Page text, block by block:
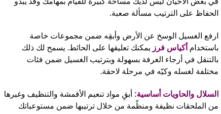
على الترتيب مسألة صعبة.
الغسيل الوسخ عن الأرض وأبقِه ضمن مجموعات خاصة
أكياس فرز يمكنك تعليقها على الحائط. يسمح لك ذلك
في أرجاء الغرفة بسهولة وبترتيب الغسيل ضمن فئات
لغسله وكيّه في مرحلة لاحقة.
والحاويات أساسية:أبقِ مواد تنعيم الأقمشة والتنظيف وغيرها
الملحقات نظيفة ومنظّمة من خلال ترتيبها ضمن مستوعباتك